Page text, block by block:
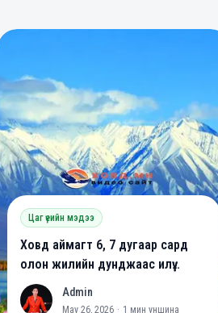
Цаг үеийн мэдээ
Ховд аймагт 6, 7 дугаар сард
олон жилийн дунджаас илүү
халуун байх төлөвтэй байна
A
Admin
May 26, 2026 · 1 мин уншина